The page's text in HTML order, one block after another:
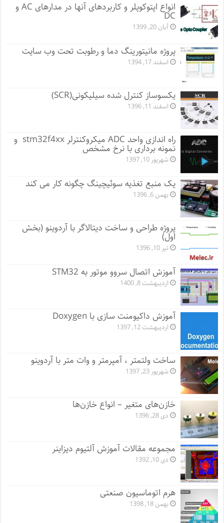
انواع اپتوکوپلر و کاربردهای آنها در مدارهای AC و
DC
آبان 20, 1399
پروژه مانيتورينگ دما و رطوبت تحت وب سایت
اسفند 17, 1394
یکسوساز کنترل شده سیلیکونی(SCR)
اسفند 11, 1396
راه اندازی واحد ADC میکروکنترلر stm32f4xx و
نمونه برداری با نرخ مشخص
شهریور 10, 1397
یک منبع تغذیه سوئیچینگ چگونه کار می کند
بهمن 6, 1396
پروژه طراحی و ساخت دیتالاگر با آردوینو (بخش
اول)
تیر 10, 1396
آموزش اتصال سروو موتور به STM32
اردیبهشت 8, 1400
آموزش داکیومنت سازی با Doxygen
اردیبهشت 12, 1397
ساخت ولتمتر ، آمپرمتر و وات متر با آردوینو
شهریور 23, 1397
خازن‌های متغیر – انواع خازن‌ها
دی 28, 1396
مجموعه مقالات آموزش آلتیوم دیزاینر
دی 10, 1392
هرم اتوماسیون صنعتی
بهمن 18, 1398